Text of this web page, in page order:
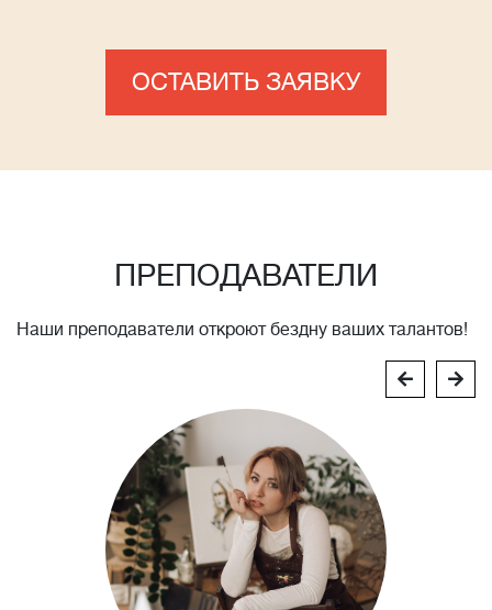
ОСТАВИТЬ ЗАЯВКУ
ПРЕПОДАВАТЕЛИ
Наши преподаватели откроют бездну ваших талантов!